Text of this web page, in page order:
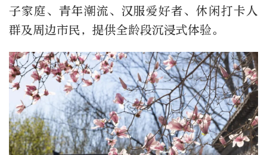
子家庭、青年潮流、汉服爱好者、休闲打卡人
群及周边市民，提供全龄段沉浸式体验。